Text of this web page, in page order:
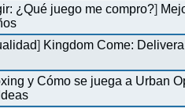
¿Qué juego me compro?]
] Kingdom Come:
y Cómo se juega a Urban